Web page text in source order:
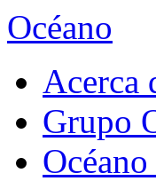
Océano
Acerca
Grupo